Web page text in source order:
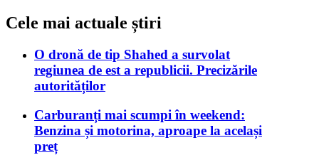
Cele mai actuale știri
O dronă de tip Shahed a survolat
regiunea de est a republicii. Precizările
autorităților
Carburanți mai scumpi în weekend:
Benzina și motorina, aproape la același
preț